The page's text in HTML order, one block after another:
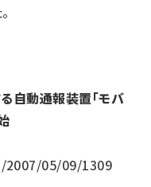
自動通報装置「モバ
05/09/1309